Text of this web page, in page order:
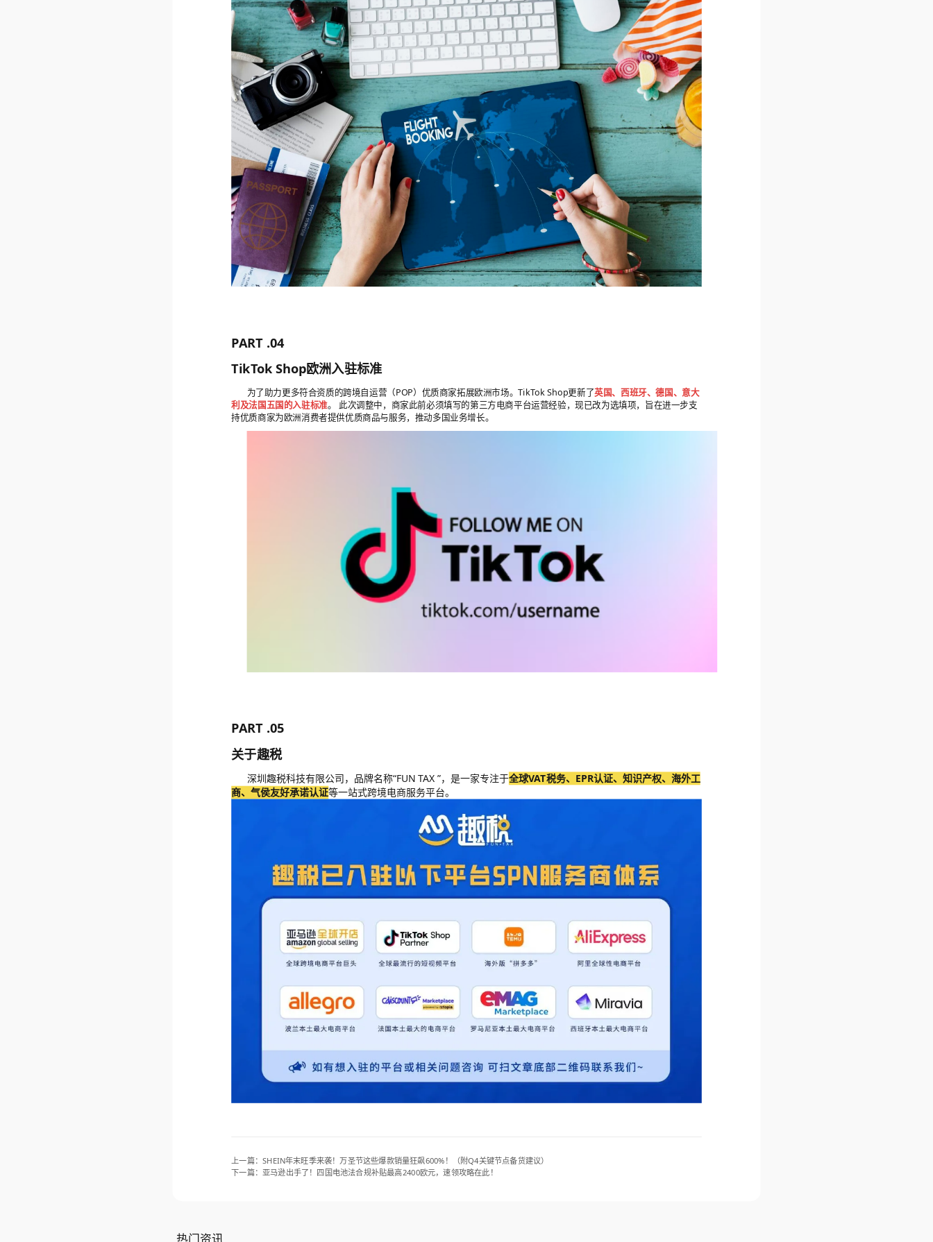
PART .04
TikTok Shop欧洲入驻标准
为了助力更多符合资质的跨境自运营（POP）优质商家拓展欧洲市场。TikTok Shop更新了英国、西班牙、德国、意大
利及法国五国的入驻标准。 此次调整中，商家此前必须填写的第三方电商平台运营经验，现已改为选填项，旨在进一步支
持优质商家为欧洲消费者提供优质商品与服务，推动多国业务增长。
PART .05
关于趣税
深圳趣税科技有限公司，品牌名称“FUN TAX ”，是一家专注于全球VAT税务、EPR认证、知识产权、海外工
商、气侯友好承诺认证等一站式跨境电商服务平台。
上一篇：SHEIN年末旺季来袭！万圣节这些爆款销量狂飙600%！（附Q4关键节点备货建议）
下一篇：亚马逊出手了！四国电池法合规补贴最高2400欧元，速领攻略在此！
热门资讯